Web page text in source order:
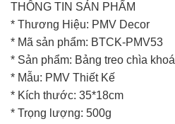
THÔNG TIN SẢN PHẨM
* Thương Hiệu: PMV Decor
* Mã sản phẩm: BTCK-PMV53
* Sản phẩm: Bảng treo chìa khoá
* Mẫu: PMV Thiết Kế
* Kích thước: 35*18cm
* Trọng lượng: 500g